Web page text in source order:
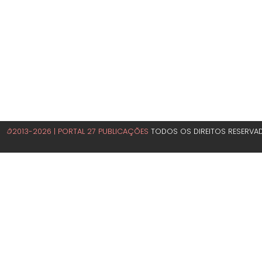
©2013-2026 | PORTAL 27 PUBLICAÇÕES TODOS OS DIREITOS